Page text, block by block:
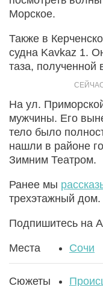
Морское.
Также в
судна Kavkaz 1.
таза, полученной
На ул.
мужчины. Его
тело было
нашли в районе
Зимним Театром.
Ранее мы
трехэтажный дом.
Подпишитесь на
Места Сочи
Сюжеты